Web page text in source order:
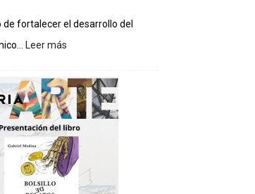
de fortalecer el desarrollo del
Leer más
u
b
u
t
s
e
r